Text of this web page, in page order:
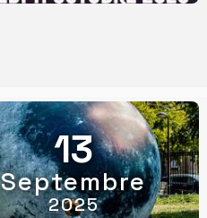
13
Septembre
2025